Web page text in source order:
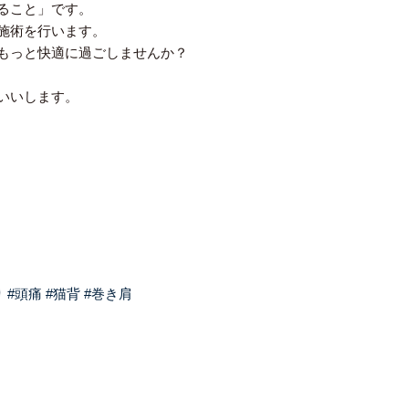
と」です。
を行います。
っと快適に過ごしませんか？
します。
#頭痛 #猫背 #巻き肩